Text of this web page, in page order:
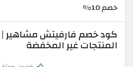
خصم 10%
المنتجات غير المخفضة